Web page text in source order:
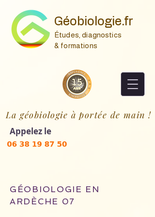
Appelez le
La géobiologie à portée de main !
Géobiologie.fr
Études, diagnostics
& formations
GÉOBIOLOGIE EN
ARDÈCHE 07